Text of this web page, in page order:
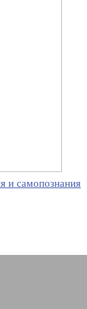
и самопознания